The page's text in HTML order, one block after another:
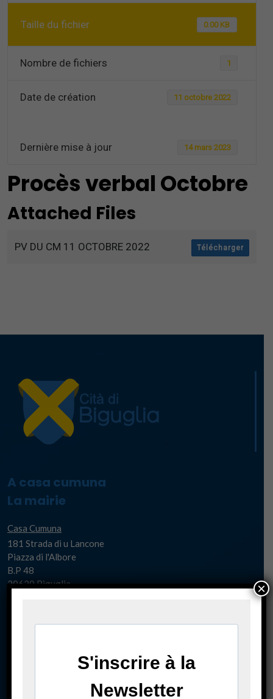
Taille du fichier 0.00 KB
Nombre de fichiers 1
Date de création 11 octobre 2022
Dernière mise à jour 14 mars 2023
Procès verbal Octobre
Attached Files
PV DU CM 11 OCTOBRE 2022 Télécharger
A casa cumuna
La mairie
Casa Cumuna
181 Strada di u Lancone
Piazza di l'Albore
B.P 48
20620 Biguglia
04 95 58 98 58
Tenite vi à capu - Restez au courant
×